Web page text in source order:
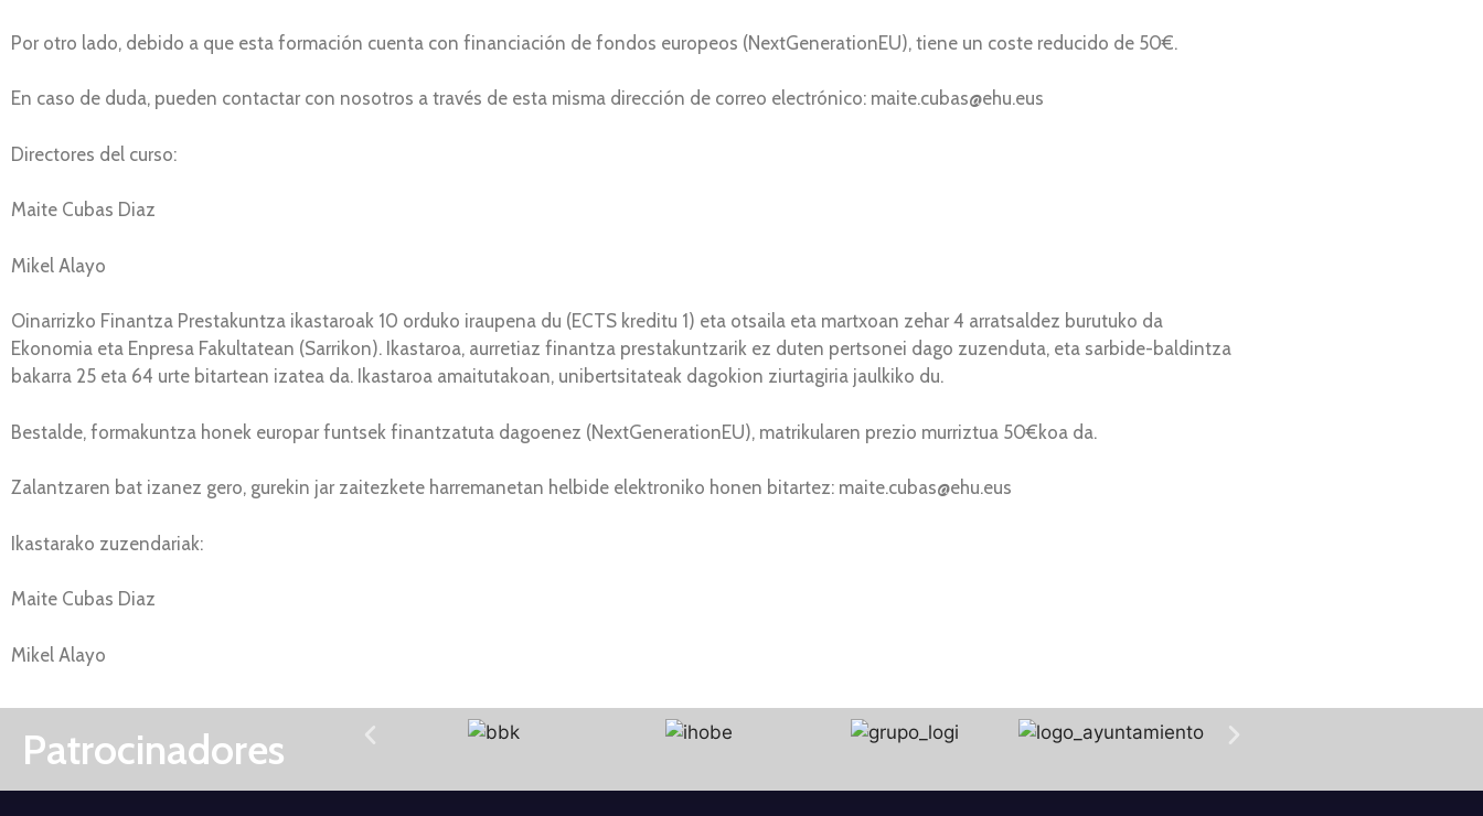
Por otro lado, debido a que esta formación cuenta con financiación de fondos europeos (NextGenerationEU), tiene un coste reducido de 50€.
En caso de duda, pueden contactar con nosotros a través de esta misma dirección de correo electrónico: maite.cubas@ehu.eus
Directores del curso:
Maite Cubas Diaz
Mikel Alayo
Oinarrizko Finantza Prestakuntza ikastaroak 10 orduko iraupena du (ECTS kreditu 1) eta otsaila eta martxoan zehar 4 arratsaldez burutuko da
Ekonomia eta Enpresa Fakultatean (Sarrikon). Ikastaroa, aurretiaz finantza prestakuntzarik ez duten pertsonei dago zuzenduta, eta sarbide-baldintza
bakarra 25 eta 64 urte bitartean izatea da. Ikastaroa amaitutakoan, unibertsitateak dagokion ziurtagiria jaulkiko du.
Bestalde, formakuntza honek europar funtsek finantzatuta dagoenez (NextGenerationEU), matrikularen prezio murriztua 50€koa da.
Zalantzaren bat izanez gero, gurekin jar zaitezkete harremanetan helbide elektroniko honen bitartez: maite.cubas@ehu.eus
Ikastarako zuzendariak:
Maite Cubas Diaz
Mikel Alayo
Patrocinadores